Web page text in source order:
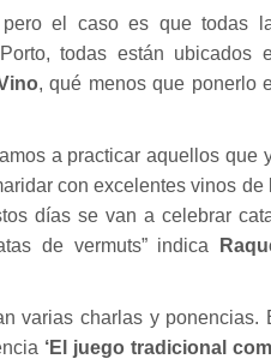
el caso es que todas
todas están ubicados
, qué menos que ponerlo
a practicar aquellos que
con excelentes vinos de
días se van a celebrar
de vermuts” indica
varias charlas y ponencias.
‘El juego tradicional